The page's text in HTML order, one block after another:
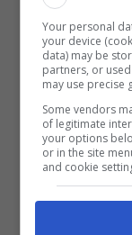
Carollo è un
conosciuto
carriera, ha
personaggi
Belen
Il medico
che
Your personal
your device
data) may be
partners, or
may use precise
Some vendors
of legitimate
your options
or in the site
and cookie